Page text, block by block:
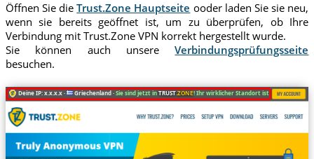
Öffnen Sie dieTrust.Zone Hauptseite ooder laden Sie sie neu,
wenn sie bereits geöffnet ist, um zu überprüfen, ob Ihre
Verbindung mit Trust.Zone VPN korrekt hergestellt wurde.
Sie können auch unsereVerbindungsprüfungsseite
besuchen.
Deine IP: x.x.x.x · Griechenland ·Sie sind jetzt inTRUST.ZONE! Ihr wirklicher Standort ist versteckt!